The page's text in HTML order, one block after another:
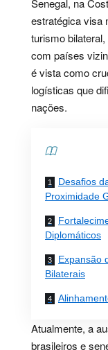
estratégica visa
turismo
com países
é vista como
logísticas que
nações.
Desafios
Proximidade
Diplomáticos
Expansão
Bilaterais
Atualmente, a
brasileiros e